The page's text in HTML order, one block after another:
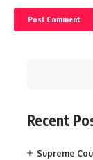
Recent
Supreme